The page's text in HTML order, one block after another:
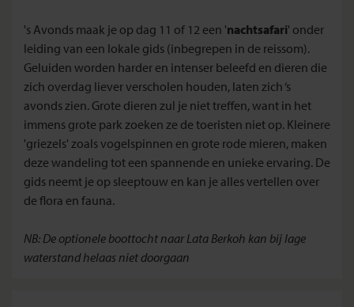
's Avonds maak je op dag 11 of 12 een 'nachtsafari' onder
leiding van een lokale gids (inbegrepen in de reissom).
Geluiden worden harder en intenser beleefd en dieren die
zich overdag liever verscholen houden, laten zich ‘s
avonds zien. Grote dieren zul je niet treffen, want in het
immens grote park zoeken ze de toeristen niet op. Kleinere
'griezels' zoals vogelspinnen en grote rode mieren, maken
deze wandeling tot een spannende en unieke ervaring. De
gids neemt je op sleeptouw en kan je alles vertellen over
de flora en fauna.
NB: De optionele boottocht naar Lata Berkoh kan bij lage
waterstand helaas niet doorgaan